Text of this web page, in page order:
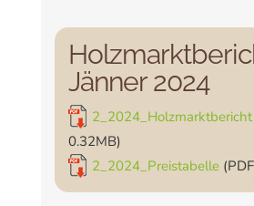
Jänner 2024
2_2024_Holzmarktbericht
0.32MB)
2_2024_Preistabelle